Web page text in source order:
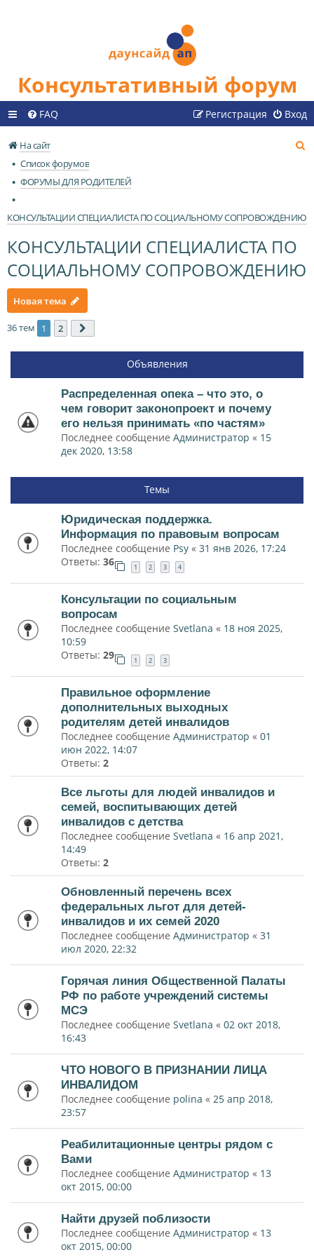
Консультативный форум
FAQ Вход
Регистрация
На сайт
Список форумов
ФОРУМЫ ДЛЯ РОДИТЕЛЕЙ
КОНСУЛЬТАЦИИ СПЕЦИАЛИСТА ПО СОЦИАЛЬНОМУ СОПРОВОЖДЕНИЮ
КОНСУЛЬТАЦИИ СПЕЦИАЛИСТА ПО
СОЦИАЛЬНОМУ СОПРОВОЖДЕНИЮ
Новая тема
36 тем 1 2
Объявления
Распределенная опека – что это, о
чем говорит законопроект и почему
его нельзя принимать «по частям»
Последнее сообщение Администратор « 15
дек 2020, 13:58
Темы
Юридическая поддержка.
Информация по правовым вопросам
Последнее сообщение Psy « 31 янв 2026, 17:24
Ответы: 36 1 2 3 4
Консультации по социальным
вопросам
Последнее сообщение Svetlana « 18 ноя 2025,
10:59
Ответы: 29 1 2 3
Правильное оформление
дополнительных выходных
родителям детей инвалидов
Последнее сообщение Администратор « 01
июн 2022, 14:07
Ответы: 2
Все льготы для людей инвалидов и
семей, воспитывающих детей
инвалидов с детства
Последнее сообщение Svetlana « 16 апр 2021,
14:49
Ответы: 2
Обновленный перечень всех
федеральных льгот для детей-
инвалидов и их семей 2020
Последнее сообщение Администратор « 31
июл 2020, 22:32
Горячая линия Общественной Палаты
РФ по работе учреждений системы
МСЭ
Последнее сообщение Svetlana « 02 окт 2018,
16:43
ЧТО НОВОГО В ПРИЗНАНИИ ЛИЦА
ИНВАЛИДОМ
Последнее сообщение polina « 25 апр 2018,
23:57
Реабилитационные центры рядом с
Вами
Последнее сообщение Администратор « 13
окт 2015, 00:00
Найти друзей поблизости
Последнее сообщение Администратор « 13
окт 2015, 00:00